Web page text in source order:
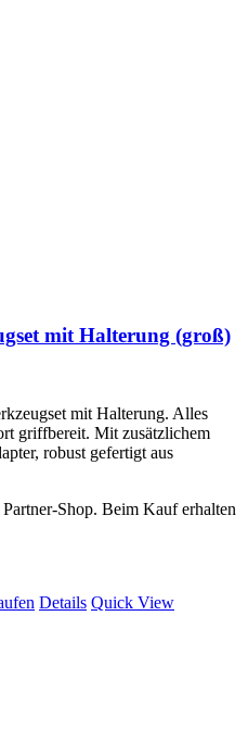
mit Halterung (groß)
mit Halterung. Alles
griffbereit. Mit zusätzlichem
robust gefertigt aus
Shop. Beim Kauf erhalten
Details Quick View